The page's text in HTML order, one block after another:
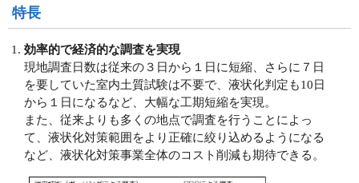
特長
効率的で経済的な調査を実現
現地調査日数は従来の３日から１日に短縮、さらに７日
を要していた室内土質試験は不要で、液状化判定も10日
から１日になるなど、大幅な工期短縮を実現。
また、従来よりも多くの地点で調査を行うことによっ
て、液状化対策範囲をより正確に絞り込めるようになる
など、液状化対策事業全体のコスト削減も期待できる。